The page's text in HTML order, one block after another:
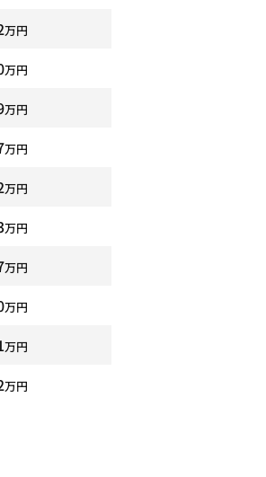
万円
万円
万円
万円
万円
万円
万円
万円
万円
万円